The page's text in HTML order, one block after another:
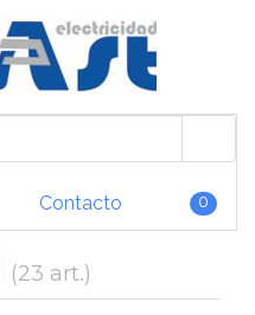
Contacto 0
(23 art.)